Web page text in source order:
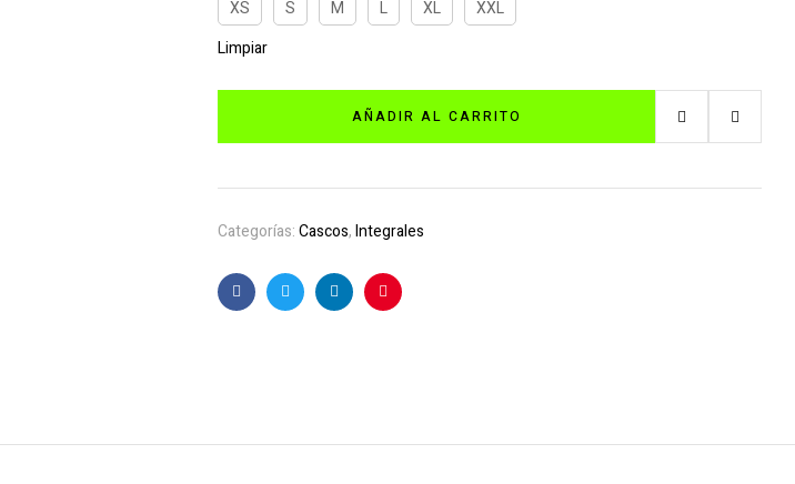
XS S M L XL
XXL
Limpiar
AÑADIR AL CARRITO
Categorías:Cascos,Integrales
FacebookTwitterLinkedinPinterest